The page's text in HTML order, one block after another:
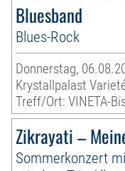
Bluesband
Blues-Rock
Donnerstag,
Krystallpalast
Treff/Ort: VINETA-
Zikrayati –
Sommerkonzert